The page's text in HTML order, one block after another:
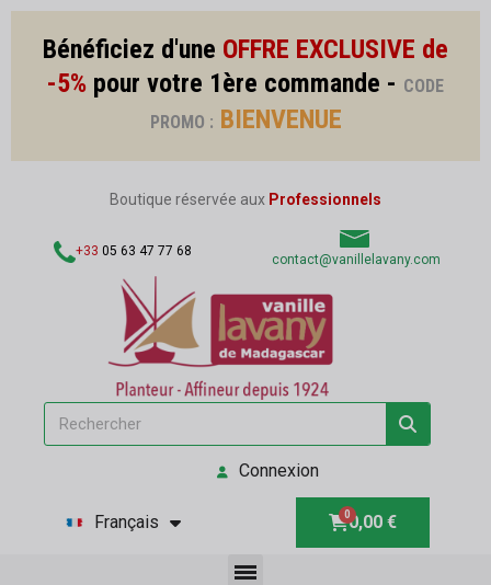
Bénéficiez d'une OFFRE EXCLUSIVE de
-5% pour votre 1ère commande - CODE
PROMO : BIENVENUE
Boutique réservée aux Professionnels
+33 05 63 47 77 68
contact@vanillelavany.com
Connexion
Français 0,00 €